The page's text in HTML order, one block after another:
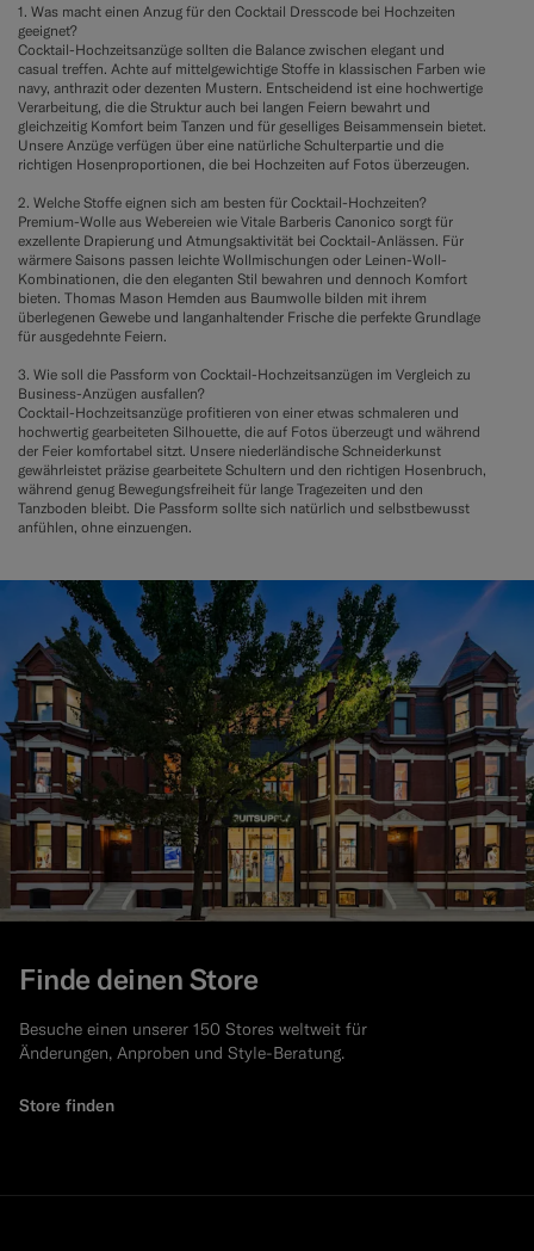
1. Was macht einen Anzug für den Cocktail Dresscode bei Hochzeiten
geeignet?
Cocktail-Hochzeitsanzüge sollten die Balance zwischen elegant und
casual treffen. Achte auf mittelgewichtige Stoffe in klassischen Farben wie
navy, anthrazit oder dezenten Mustern. Entscheidend ist eine hochwertige
Verarbeitung, die die Struktur auch bei langen Feiern bewahrt und
gleichzeitig Komfort beim Tanzen und für geselliges Beisammensein bietet.
Unsere Anzüge verfügen über eine natürliche Schulterpartie und die
richtigen Hosenproportionen, die bei Hochzeiten auf Fotos überzeugen.
2. Welche Stoffe eignen sich am besten für Cocktail-Hochzeiten?
Premium-Wolle aus Webereien wie Vitale Barberis Canonico sorgt für
exzellente Drapierung und Atmungsaktivität bei Cocktail-Anlässen. Für
wärmere Saisons passen leichte Wollmischungen oder Leinen-Woll-
Kombinationen, die den eleganten Stil bewahren und dennoch Komfort
bieten. Thomas Mason Hemden aus Baumwolle bilden mit ihrem
überlegenen Gewebe und langanhaltender Frische die perfekte Grundlage
für ausgedehnte Feiern.
3. Wie soll die Passform von Cocktail-Hochzeitsanzügen im Vergleich zu
Business-Anzügen ausfallen?
Cocktail-Hochzeitsanzüge profitieren von einer etwas schmaleren und
hochwertig gearbeiteten Silhouette, die auf Fotos überzeugt und während
der Feier komfortabel sitzt. Unsere niederländische Schneiderkunst
gewährleistet präzise gearbeitete Schultern und den richtigen Hosenbruch,
während genug Bewegungsfreiheit für lange Tragezeiten und den
Tanzboden bleibt. Die Passform sollte sich natürlich und selbstbewusst
anfühlen, ohne einzuengen.
Finde deinen Store
Besuche einen unserer 150 Stores weltweit für
Änderungen, Anproben und Style-Beratung.
Store finden